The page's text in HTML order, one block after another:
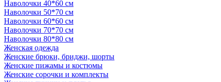
Наволочки 40*60 см
Наволочки 50*70 см
Наволочки 60*60 см
Наволочки 70*70 см
Наволочки 80*80 см
Женская одежда
Женские брюки, бриджи, шорты
Женские пижамы и костюмы
Женские сорочки и комплекты